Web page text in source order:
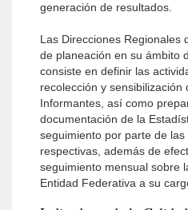
generación de resultados.
Las Direcciones Regionales
de planeación en su ámbito
consiste en definir las
recolección y sensibilización
Informantes, así como
documentación de la
seguimiento por parte de
respectivas, además de
seguimiento mensual sobre
Entidad Federativa a su